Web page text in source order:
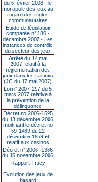
du 6 février 2008 - le
monopole des jeux au
regard des règles
communautaires
Étude de législation
comparée n° 180 -
décembre 2007 - Les
instances de contrôle
du secteur des jeux
Arrêté du 14 mai
2007 relatif à la
réglementation des
jeux dans les casinos
(JO du 17 mai 2007)
Loi n° 2007-297 du 5
mars 2007 relative à
la prévention de la
délinquance
Décret no 2006-1595
du 13 décembre 2006
modifiant le décret no
59-1489 du 22
décembre 1959 et
relatif aux casinos
Décret n° 2006- 1386
du 15 novembre 2006
Rapport Trucy
Evolution des jeux de
hasard